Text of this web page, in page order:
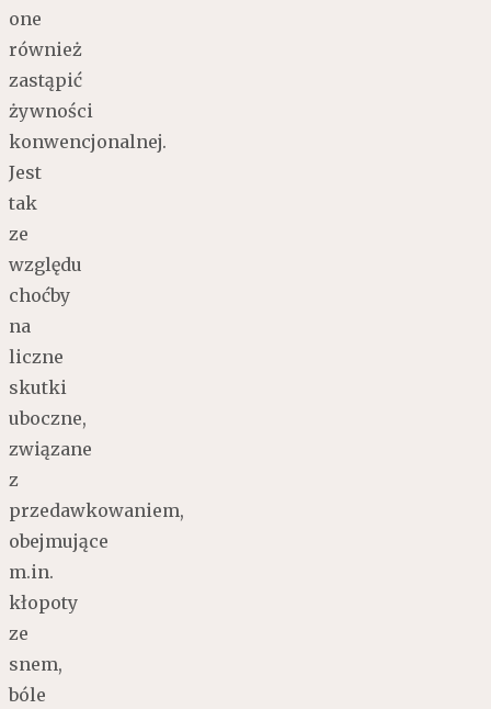
one
również
zastąpić
żywności
konwencjonalnej.
Jest
tak
ze
względu
choćby
na
liczne
skutki
uboczne,
związane
z
przedawkowaniem,
obejmujące
m.in.
kłopoty
ze
snem,
bóle